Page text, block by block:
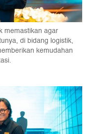
memastikan agar
di bidang logistik,
kemudahan